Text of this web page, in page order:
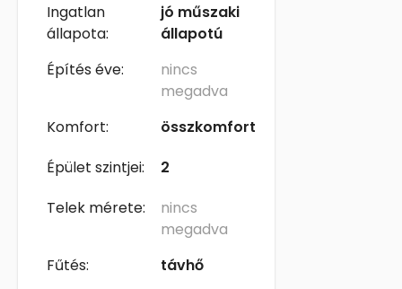
Ingatlan
állapota:
jó műszaki
állapotú
Építés éve:
nincs
megadva
Komfort:
összkomfort
Épület szintjei:
2
Telek mérete:
nincs
megadva
Fűtés:
távhő